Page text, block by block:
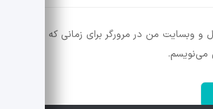
و وبسایت من در مرورگر برای زمانی که
می‌نویسم.